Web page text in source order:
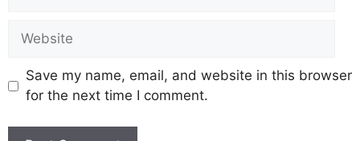
Save my name, email, and website in this browser
for the next time I comment.